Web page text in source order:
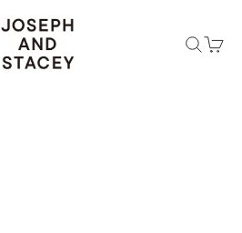
JOSEPH AND STACEY JAPAN
検索カー